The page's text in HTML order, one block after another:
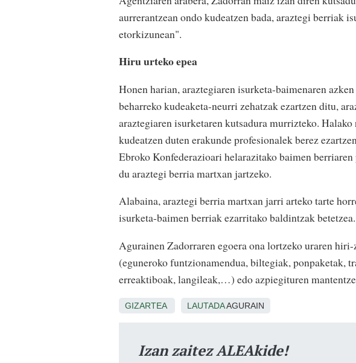
aurrerantzean ondo kudeatzen bada, araztegi berriak
etorkizunean".
Hiru urteko epea
Honen harian, araztegiaren isurketa-baimenaren
beharreko kudeaketa-neurri zehatzak ezartzen ditu,
araztegiaren isurketaren kutsadura murrizteko.
kudeatzen duten erakunde profesionalek berez
Ebroko Konfederazioari helarazitako baimen
du araztegi berria martxan jartzeko.
Alabaina, araztegi berria martxan jarri arteko tarte
isurketa-baimen berriak ezarritako baldintzak betetzea.
Agurainen Zadorraren egoera ona lortzeko uraren
(eguneroko funtzionamendua, biltegiak, ponpaketak,
erreaktiboak, langileak,…) edo azpiegituren
GIZARTEA LAUTADAAGURAIN
Izan zaitez ALEAkide!